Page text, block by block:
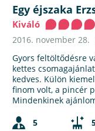
Egy éjszaka
Kiváló
2016. november 28.
Gyors feltöltődésre
kettes
kedves. Külön
finom volt, a pincér
Mindenkinek
5